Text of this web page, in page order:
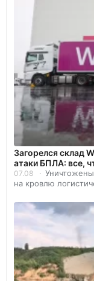
Загорелся склад
атаки БПЛА: все,
07.08
на кровлю